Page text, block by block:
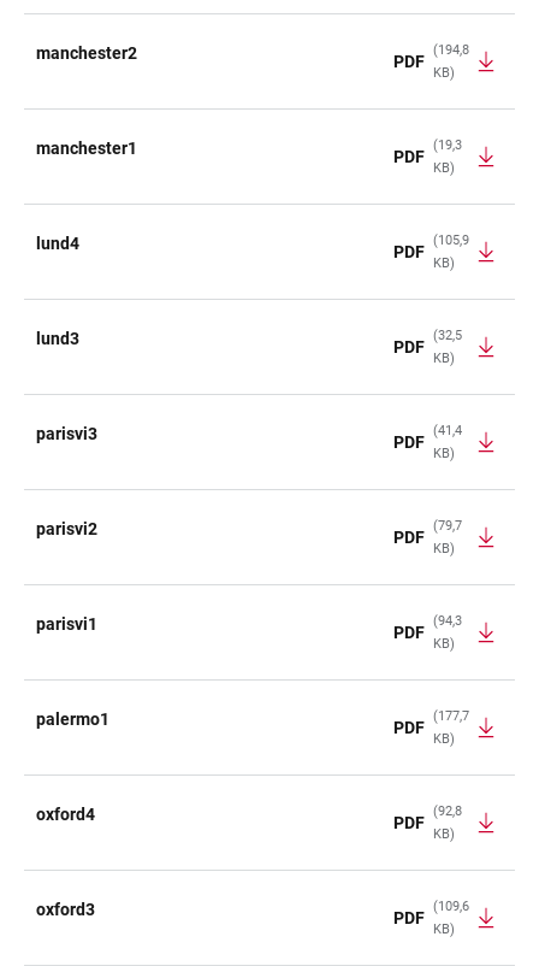
manchester2 PDF
(194,8
KB)
manchester1 PDF
(19,3
KB)
lund4 PDF
(105,9
KB)
lund3 PDF
(32,5
KB)
parisvi3 PDF
(41,4
KB)
parisvi2 PDF
(79,7
KB)
parisvi1 PDF
(94,3
KB)
palermo1 PDF
(177,7
KB)
oxford4 PDF
(92,8
KB)
oxford3 PDF
(109,6
KB)